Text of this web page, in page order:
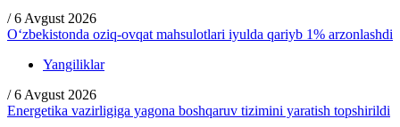
/ 6 Avgust 2026
O‘zbekistonda oziq-ovqat mahsulotlari iyulda qariyb 1% arzonlashdi
Yangiliklar
/ 6 Avgust 2026
Energetika vazirligiga yagona boshqaruv tizimini yaratish topshirildi